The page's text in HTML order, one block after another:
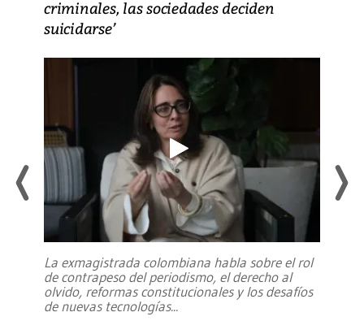
criminales, las sociedades deciden
suicidarse’
La exmagistrada colombiana habla sobre el rol
de contrapeso del periodismo, el derecho al
olvido, reformas constitucionales y los desafíos
de nuevas tecnologías...